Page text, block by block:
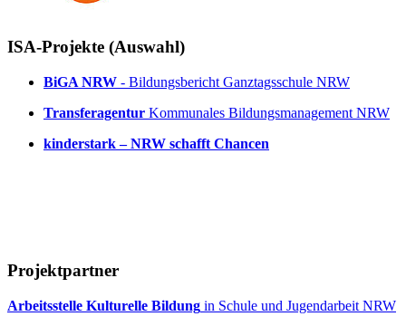
ISA-Projekte (Auswahl)
BiGA NRW - Bildungsbericht Ganztagsschule NRW
Transferagentur Kommunales Bildungsmanagement NRW
kinderstark – NRW schafft Chancen
Projektpartner
Arbeitsstelle Kulturelle Bildung in Schule und Jugendarbeit NRW